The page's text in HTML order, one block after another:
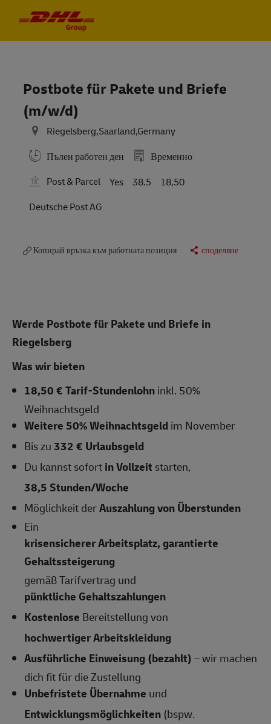
Postbote für Pakete und Briefe
(m/w/d)
Riegelsberg,Saarland,Germany
Пълен работен ден
Временно
Post & Parcel
Yes 38.5
18,50
Deutsche Post AG
Копирай връзка към работната позиция споделяне
Werde Postbote für Pakete und Briefe in
Riegelsberg
Was wir bieten
18,50 € Tarif-Stundenlohninkl. 50%
Weihnachtsgeld
Weitere 50% Weihnachtsgeldim November
Bis zu332 € Urlaubsgeld
Du kannst sofortin Vollzeit starten,
38,5 Stunden/Woche
Möglichkeit derAuszahlung von Überstunden
Ein
krisensicherer Arbeitsplatz, garantierte
Gehaltssteigerung
gemäß Tarifvertrag und
pünktliche Gehaltszahlungen
Kostenlose Bereitstellung von
hochwertiger Arbeitskleidung
Ausführliche Einweisung (bezahlt)– wir machen
dich fit für die Zustellung
Unbefristete Übernahme und
Entwicklungsmöglichkeiten (bspw.